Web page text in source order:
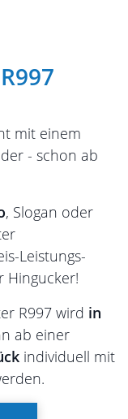
mit einem
- schon ab
, Slogan oder
Leistungs-
Hingucker!
R997 wird in
ab einer
individuell mit